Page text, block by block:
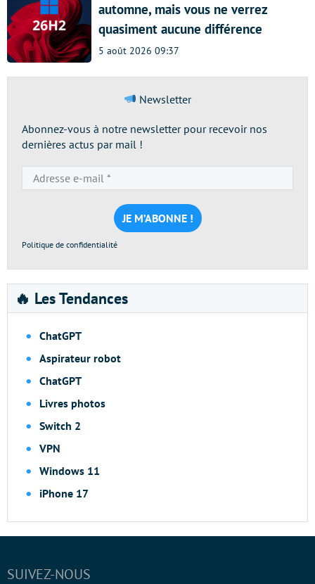
automne, mais vous ne verrez
quasiment aucune différence
5 août 2026 09:37
Newsletter
Abonnez-vous à notre newsletter pour recevoir nos
dernières actus par mail !
e-
mail
*
Politique de confidentialité
🔥 Les Tendances
ChatGPT
Aspirateur robot
ChatGPT
Livres photos
Switch 2
VPN
Windows 11
iPhone 17
SUIVEZ-NOUS